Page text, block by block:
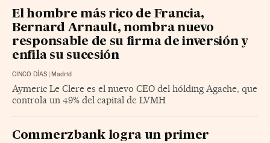
El hombre más rico de Francia,
Bernard Arnault, nombra nuevo
responsable de su firma de inversión y
enfila su sucesión
CINCO DÍAS Madrid
Aymeric Le Clere es el nuevo CEO del hólding Agache, que
controla un 49% del capital de LVMH
Commerzbank logra un primer